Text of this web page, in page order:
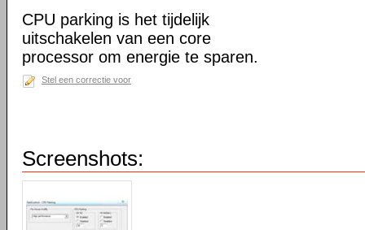
CPU parking is het tijdelijk
uitschakelen van een core
processor om energie te sparen.
Stel een correctie voor
Screenshots: